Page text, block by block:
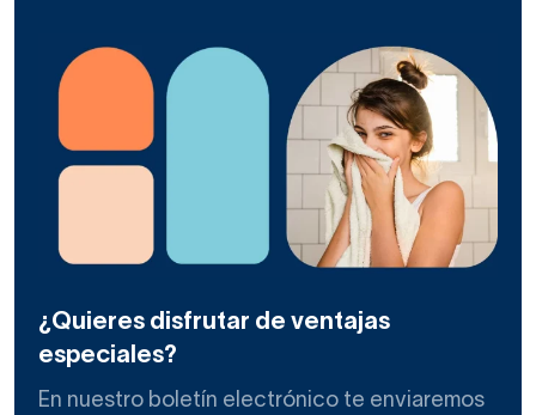
¿Quieres disfrutar de ventajas
especiales?
En nuestro boletín electrónico te enviaremos